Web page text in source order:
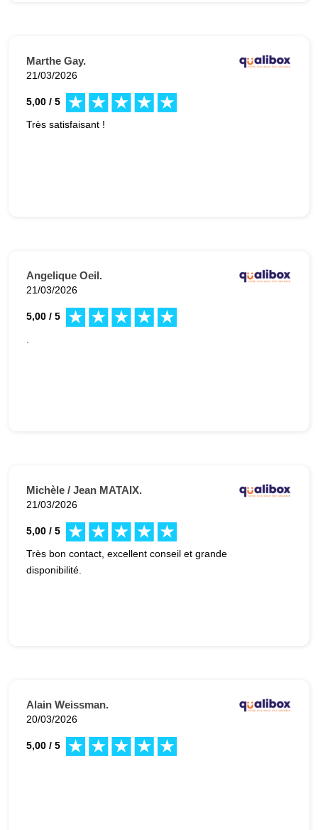
Marthe Gay.
21/03/2026
5,00 / 5
Très satisfaisant !
Angelique Oeil.
21/03/2026
5,00 / 5
Michèle / Jean MATAIX.
21/03/2026
5,00 / 5
Très bon contact, excellent conseil et grande
disponibilité.
Alain Weissman.
20/03/2026
5,00 / 5